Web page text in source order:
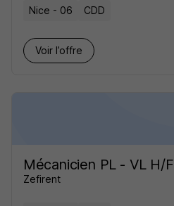
Nice - 06 CDD
Voir l’offre
Mécanicien PL - VL H/F
Zefirent